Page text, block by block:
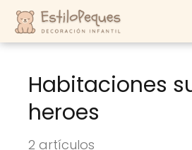
Habitaciones
heroes
2 artículos